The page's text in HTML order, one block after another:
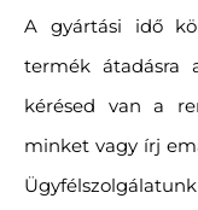
A gyártási idő
termék átadásra
kérésed van a
minket vagy írj